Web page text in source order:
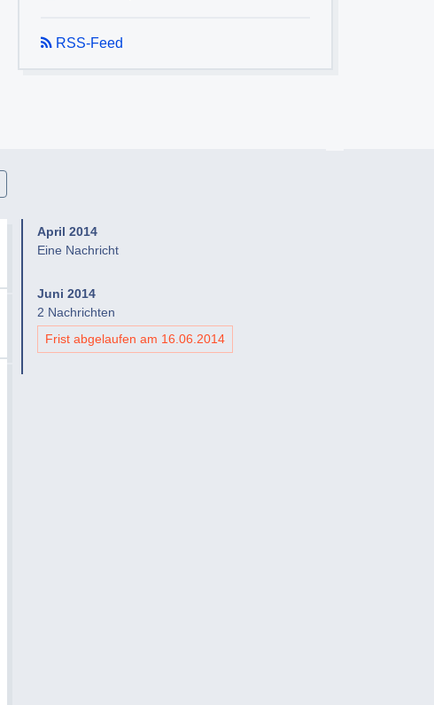
RSS-Feed
April 2014
Eine Nachricht
Juni 2014
2 Nachrichten
Frist abgelaufen am 16.06.2014